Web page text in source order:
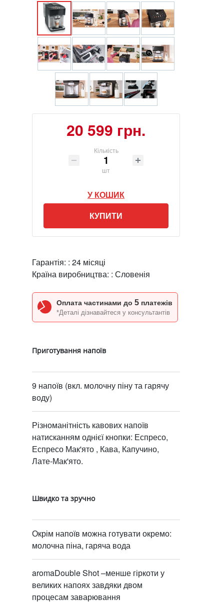
20 599 грн.
Кількість
шт
У КОШИК
КУПИТИ
Гарантія: : 24 місяці
Країна виробництва: : Словенія
Оплата частинами до 5 платежів
*Деталі дізнавайтеся у консультантів
Приготування напоїв
9 напоїв (вкл. молочну піну та гарячу
воду)
Різноманітність кавових напоїв
натисканням однієї кнопки: Еспресо,
Еспресо Мак'ято , Кава, Капучино,
Лате-Мак'ято.
Швидко та зручно
Окрім напоїв можна готувати окремо:
молочна піна, гаряча вода
aromaDouble Shot –менше гіркоти у
великих напоях завдяки двом
процесам заварювання